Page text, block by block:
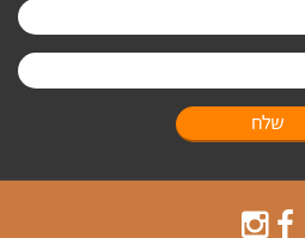
שלח